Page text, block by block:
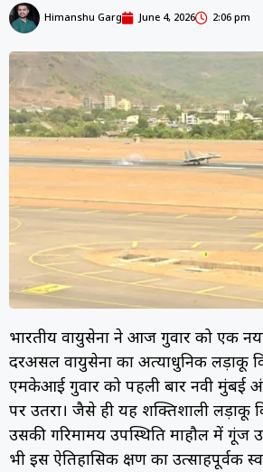
Himanshu Garg June 4, 2026 2:06 pm
भारतीय वायुसेना ने आज गुरुवार को एक
दरअसल वायुसेना का अत्याधुनिक लड़ाकू
एमकेआई गुरुवार को पहली बार नवी मुंबई
पर उतरा। जैसे ही यह शक्तिशाली लड़ाकू
उसकी गरिमामय उपस्थिति माहौल में गूंज
भी इस ऐतिहासिक क्षण का उत्साहपूर्वक